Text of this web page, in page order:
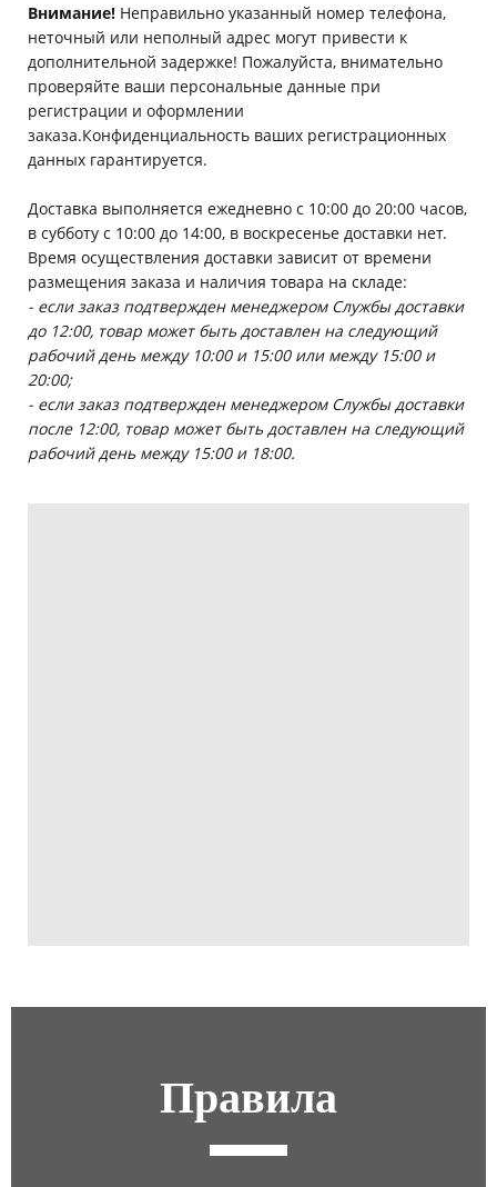
Внимание! Неправильно указанный номер телефона,
неточный или неполный адрес могут привести к
дополнительной задержке! Пожалуйста, внимательно
проверяйте ваши персональные данные при
регистрации и оформлении
заказа.Конфиденциальность ваших регистрационных
данных гарантируется.
Доставка выполняется ежедневно с 10:00 до 20:00 часов,
в субботу с 10:00 до 14:00, в воскресенье доставки нет.
Время осуществления доставки зависит от времени
размещения заказа и наличия товара на складе:
- если заказ подтвержден менеджером Службы доставки
до 12:00, товар может быть доставлен на следующий
рабочий день между 10:00 и 15:00 или между 15:00 и
20:00;
- если заказ подтвержден менеджером Службы доставки
после 12:00, товар может быть доставлен на следующий
рабочий день между 15:00 и 18:00.
Правила